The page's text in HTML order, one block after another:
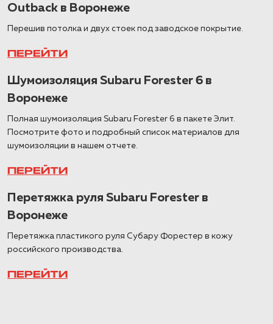
Outback в Воронеже
Перешив потолка и двух стоек под заводское покрытие.
ПЕРЕЙТИ
Шумоизоляция Subaru Forester 6 в
Воронеже
Полная шумоизоляция Subaru Forester 6 в пакете Элит.
Посмотрите фото и подробный список материалов для
шумоизоляции в нашем отчете.
ПЕРЕЙТИ
Перетяжка руля Subaru Forester в
Воронеже
Перетяжка пластикого руля Субару Форестер в кожу
российского производства.
ПЕРЕЙТИ